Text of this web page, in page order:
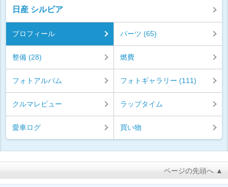
日産 シルビア
プロフィール パーツ (65)
整備 (28) 燃費
フォトアルバム フォトギャラリー (111)
クルマレビュー ラップタイム
愛車ログ 買い物
ページの先頭へ ▲